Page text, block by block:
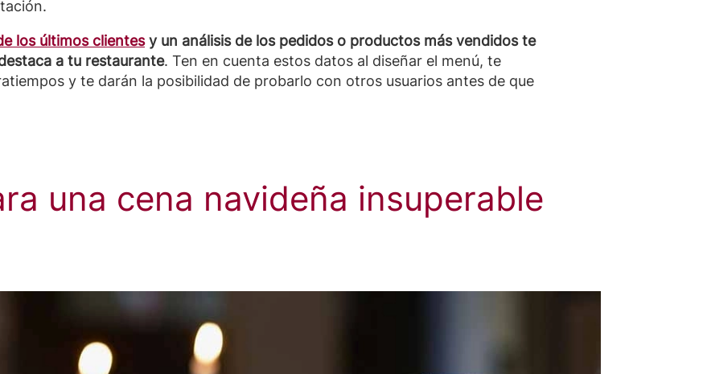
los últimos clientesy un análisis de los pedidos o productos más vendidos te
a tu restaurante. Ten en cuenta estos datos al diseñar el menú, te
y te darán la posibilidad de probarlo con otros usuarios antes de que
una cena navideña insuperable